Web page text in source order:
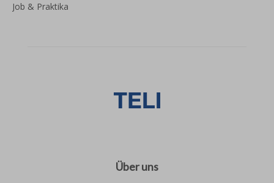
Job & Praktika
Über uns